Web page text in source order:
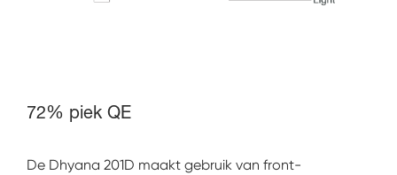
72% piek QE
De Dhyana 201D maakt gebruik van front-